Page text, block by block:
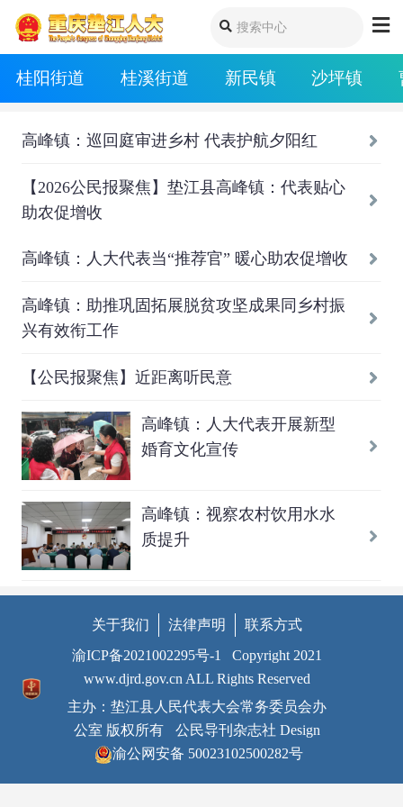
桂阳街道 桂溪街道 新民镇 沙坪镇
高峰镇：巡回庭审进乡村 代表护航夕阳红
【2026公民报聚焦】垫江县高峰镇：代表贴心
助农促增收
高峰镇：人大代表当“推荐官” 暖心助农促增收
高峰镇：助推巩固拓展脱贫攻坚成果同乡村振
兴有效衔工作
【公民报聚焦】近距离听民意
高峰镇：人大代表开展新型
婚育文化宣传
高峰镇：视察农村饮用水水
质提升
关于我们 法律声明
联系方式
渝ICP备2021002295号-1
Copyright 2021
www.djrd.gov.cn ALL Rights Reserved
主办：垫江县人民代表大会常务委员会办
公室 版权所有
公民导刊杂志社 Design
渝公网安备 50023102500282号